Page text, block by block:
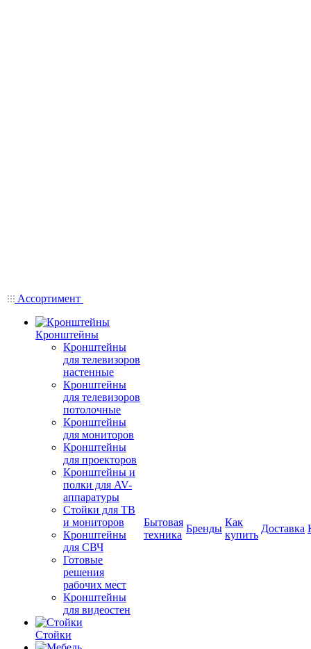
Ассортимент
Кронштейны
Кронштейны
для телевизоров
настенные
Кронштейны
для телевизоров
потолочные
Кронштейны
для мониторов
Кронштейны
для проекторов
Кронштейны и
полки для AV-
аппаратуры
Стойки для ТВ
и мониторов
Кронштейны
для СВЧ
Готовые
решения
рабочих мест
Кронштейны
для видеостен
Стойки
Бытовая
техника
Бренды
Как
купить
Доставка